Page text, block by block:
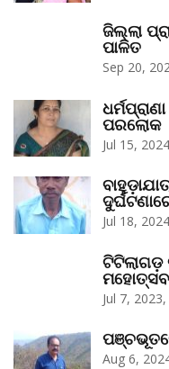
ଜିଲ୍ଲା
ପାଳିତ
Sep 20,
ପରଲୋକ
Jul 15,
Jul 18,
Jul 7,
Aug 6,